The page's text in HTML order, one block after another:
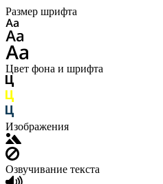
Размер шрифта
Цвет фона и шрифта
Изображения
Озвучивание текста